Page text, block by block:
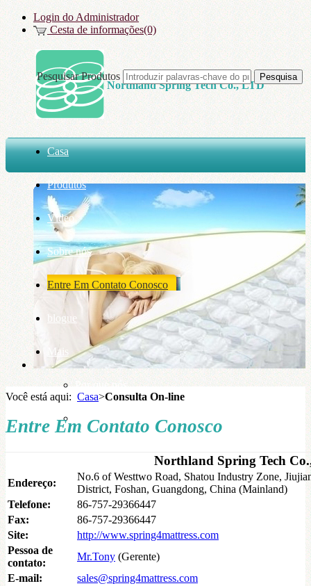
Login do Administrador
Cesta de informações(0)
Northland Spring Tech Co., LTD
Casa
Produtos
Vídeo
Sobre nós
Entre Em Contato Conosco
blogue
Mais
Por que nós
base de conhecimento
Pesquisar Produtos
Você está aqui: Casa>Consulta On-line
Entre Em Contato Conosco
Northland Spring Tech
Endereço:
No.6 of Westtwo Road, Shatou Industry Zone,
District, Foshan, Guangdong, China (Mainland)
Telefone:
86-757-29366447
Fax:
86-757-29366447
Site:
http://www.spring4mattress.com
Pessoa de
contato:
Mr.Tony (Gerente)
E-mail:
sales@spring4mattress.com